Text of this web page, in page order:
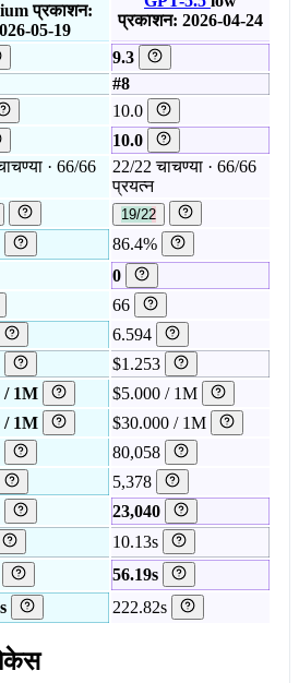
प्रकाशन:
05-19
प्रकाशन: 2026-04-24
9.3
#8
10.0
10.0
· 66/66
22/22 चाचण्या · 66/66
प्रयत्न
19/22
86.4%
0
66
6.594
$1.253
/ 1M $5.000 / 1M
/ 1M $30.000 / 1M
80,058
5,378
23,040
10.13s
56.19s
222.82s